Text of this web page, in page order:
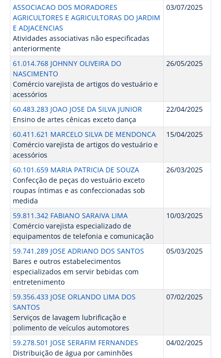
ASSOCIACAO DOS MORADORES
AGRICULTORES E AGRICULTORAS DO JARDIM
E ADJACENCIAS
Atividades associativas não especificadas
anteriormente
03/07/2025
61.014.768 JOHNNY OLIVEIRA DO
NASCIMENTO
Comércio varejista de artigos do vestuário e
acessórios
26/05/2025
60.483.283 JOAO JOSE DA SILVA JUNIOR
Ensino de artes cênicas exceto dança
22/04/2025
60.411.621 MARCELO SILVA DE MENDONCA
Comércio varejista de artigos do vestuário e
acessórios
15/04/2025
60.101.659 MARIA PATRICIA DE SOUZA
Confecção de peças do vestuário exceto
roupas íntimas e as confeccionadas sob
medida
26/03/2025
59.811.342 FABIANO SARAIVA LIMA
Comércio varejista especializado de
equipamentos de telefonia e comunicação
10/03/2025
59.741.289 JOSE ADRIANO DOS SANTOS
Bares e outros estabelecimentos
especializados em servir bebidas com
entretenimento
05/03/2025
59.356.433 JOSE ORLANDO LIMA DOS
SANTOS
Serviços de lavagem lubrificação e
polimento de veículos automotores
07/02/2025
59.278.501 JOSE SERAFIM FERNANDES
Distribuição de água por caminhões
04/02/2025